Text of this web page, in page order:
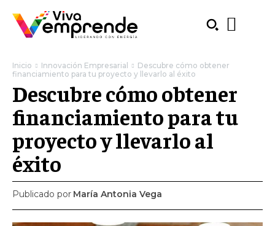
Inicio Innovación Empresarial
Descubre cómo obtener
financiamiento para tu proyecto y llevarlo al éxito
Descubre cómo obtener
financiamiento para tu
proyecto y llevarlo al
éxito
Publicado por María Antonia Vega